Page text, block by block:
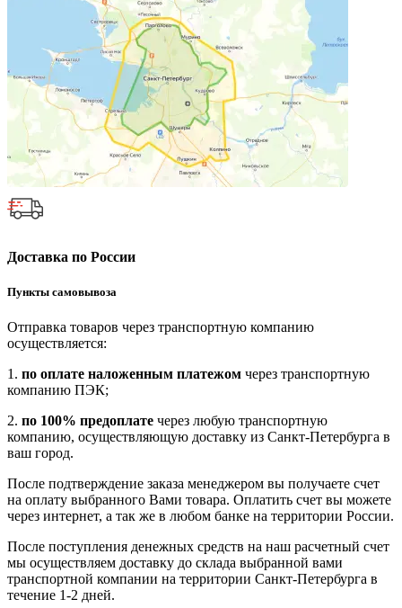
Доставка по России
Пункты самовывоза
Отправка товаров через транспортную компанию
осуществляется:
1. по оплате наложенным платежом через транспортную
компанию ПЭК;
2. по 100% предоплате через любую транспортную
компанию, осуществляющую доставку из Санкт-Петербурга в
ваш город.
После подтверждение заказа менеджером вы получаете счет
на оплату выбранного Вами товара. Оплатить счет вы можете
через интернет, а так же в любом банке на территории России.
После поступления денежных средств на наш расчетный счет
мы осуществляем доставку до склада выбранной вами
транспортной компании на территории Санкт-Петербурга в
течение 1-2 дней.